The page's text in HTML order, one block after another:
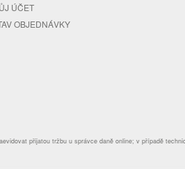
ÚČET
OBJEDNÁVKY
přijatou tržbu u správce daně online; v případě